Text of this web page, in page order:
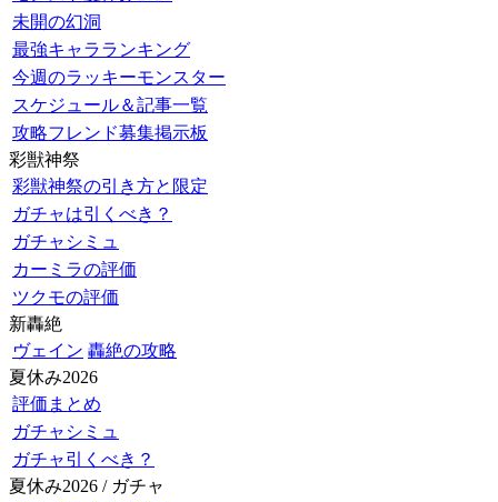
未開の幻洞
最強キャラランキング
今週のラッキーモンスター
スケジュール＆記事一覧
攻略フレンド募集掲示板
彩獣神祭
彩獣神祭の引き方と限定
ガチャは引くべき？
ガチャシミュ
カーミラの評価
ツクモの評価
新轟絶
ヴェイン 轟絶の攻略
夏休み2026
評価まとめ
ガチャシミュ
ガチャ引くべき？
夏休み2026 / ガチャ